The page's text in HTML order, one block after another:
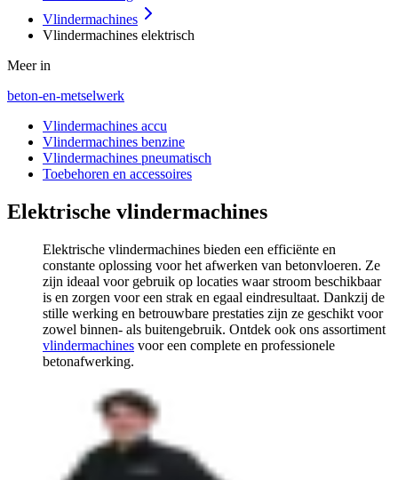
Vlindermachines
Vlindermachines elektrisch
Meer in
beton-en-metselwerk
Vlindermachines accu
Vlindermachines benzine
Vlindermachines pneumatisch
Toebehoren en accessoires
Elektrische vlindermachines
Elektrische vlindermachines bieden een efficiënte en
constante oplossing voor het afwerken van betonvloeren. Ze
zijn ideaal voor gebruik op locaties waar stroom beschikbaar
is en zorgen voor een strak en egaal eindresultaat. Dankzij de
stille werking en betrouwbare prestaties zijn ze geschikt voor
zowel binnen- als buitengebruik. Ontdek ook ons assortiment
vlindermachines voor een complete en professionele
betonafwerking.